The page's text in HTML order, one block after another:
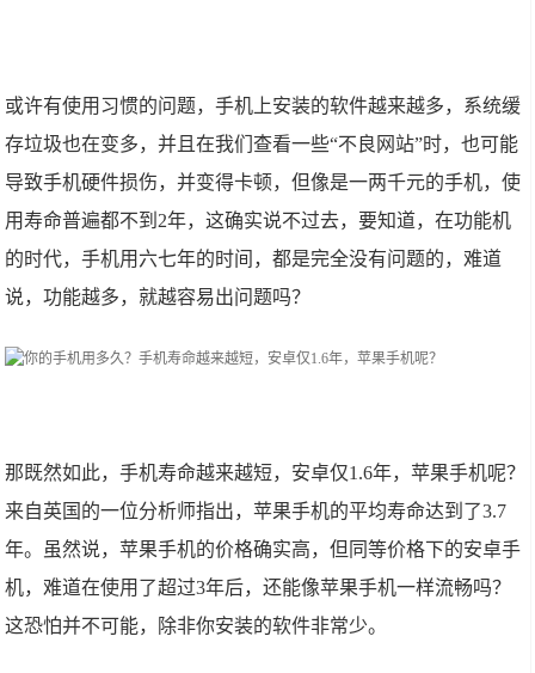
或许有使用习惯的问题，手机上安装的软件越来越多，系统缓
存垃圾也在变多，并且在我们查看一些“不良网站”时，也可能
导致手机硬件损伤，并变得卡顿，但像是一两千元的手机，使
用寿命普遍都不到2年，这确实说不过去，要知道，在功能机
的时代，手机用六七年的时间，都是完全没有问题的，难道
说，功能越多，就越容易出问题吗？
那既然如此，手机寿命越来越短，安卓仅1.6年，苹果手机呢？
来自英国的一位分析师指出，苹果手机的平均寿命达到了3.7
年。虽然说，苹果手机的价格确实高，但同等价格下的安卓手
机，难道在使用了超过3年后，还能像苹果手机一样流畅吗？
这恐怕并不可能，除非你安装的软件非常少。